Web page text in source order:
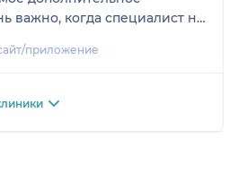
важно, когда специалист не
за ваш труд!
приложение